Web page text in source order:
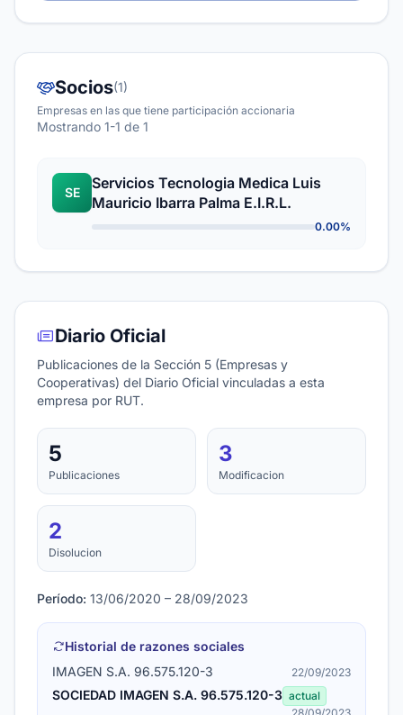
Socios(1)
Empresas en las que tiene participación accionaria
Mostrando 1-1 de 1
SE
Servicios Tecnologia Medica Luis
Mauricio Ibarra Palma E.I.R.L.
0.00%
Diario Oficial
Publicaciones de la Sección 5 (Empresas y
Cooperativas) del Diario Oficial vinculadas a esta
empresa por RUT.
5
Publicaciones
3
Modificacion
2
Disolucion
Período: 13/06/2020 – 28/09/2023
Historial de razones sociales
IMAGEN S.A. 96.575.120-3
22/09/2023
SOCIEDAD IMAGEN S.A. 96.575.120-3 actual